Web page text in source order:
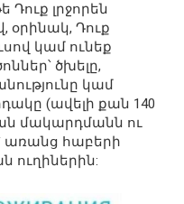
​​Դուք լրջորեն
օրինակ, Դուք
կամ ունեք
ծխելը,
կամ
(ավելի քան 140
մակարդմանն ու
առանց հաբերի
ուղիներին: